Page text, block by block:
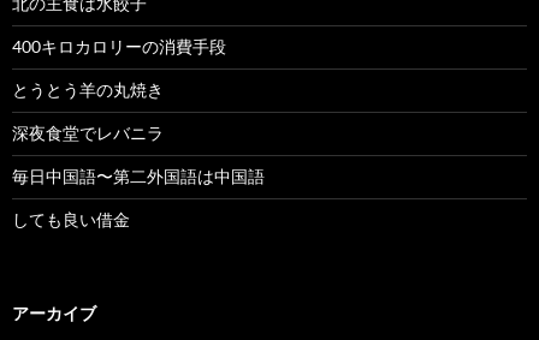
400キロカロリーの消費手段
とうとう羊の丸焼き
深夜食堂でレバニラ
毎日中国語〜第二外国語は中国語
しても良い借金
アーカイブ